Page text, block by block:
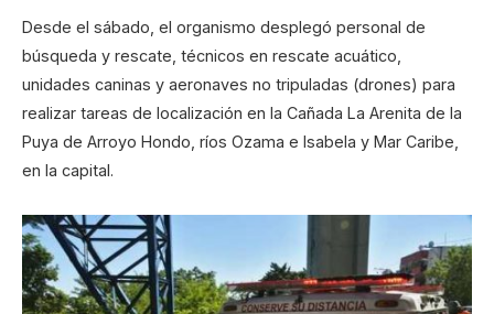
Desde el sábado, el organismo desplegó personal de
búsqueda y rescate, técnicos en rescate acuático,
unidades caninas y aeronaves no tripuladas (drones) para
realizar tareas de localización en la Cañada La Arenita de la
Puya de Arroyo Hondo, ríos Ozama e Isabela y Mar Caribe,
en la capital.